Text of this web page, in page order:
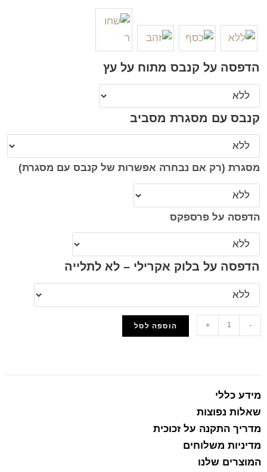
הדפסה על קנבס מתוח על עץ
קנבס עם מסגרת מסביב
מסגרת (רק אם נבחרה אפשרות של קנבס עם מסגרת)
הדפסה על פרספקס
הדפסה על בלוק אקרילי – לא לתלייה
-
+ הוספה לסל
מידע כללי
שאלות נפוצות
מדריך התקנה על זכוכית
מדיניות משלוחים
המוצרים שלנו